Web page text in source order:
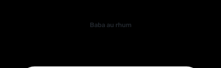
Baba au rhum